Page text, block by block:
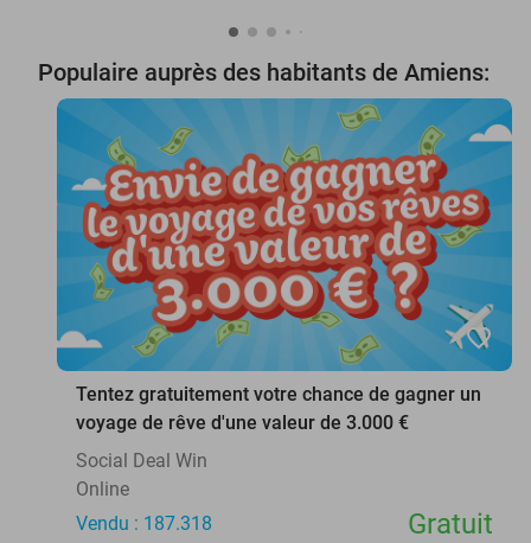
Populaire auprès des habitants de Amiens:
favorite_border
Tentez gratuitement votre chance de gagner un
voyage de rêve d'une valeur de 3.000 €
Social Deal Win
Online
Vendu : 187.318
Gratuit